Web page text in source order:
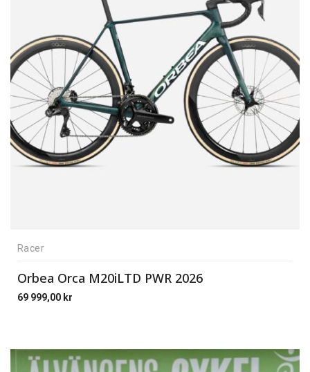
Racer
Orbea Orca M20iLTD PWR 2026
69 999,00 kr